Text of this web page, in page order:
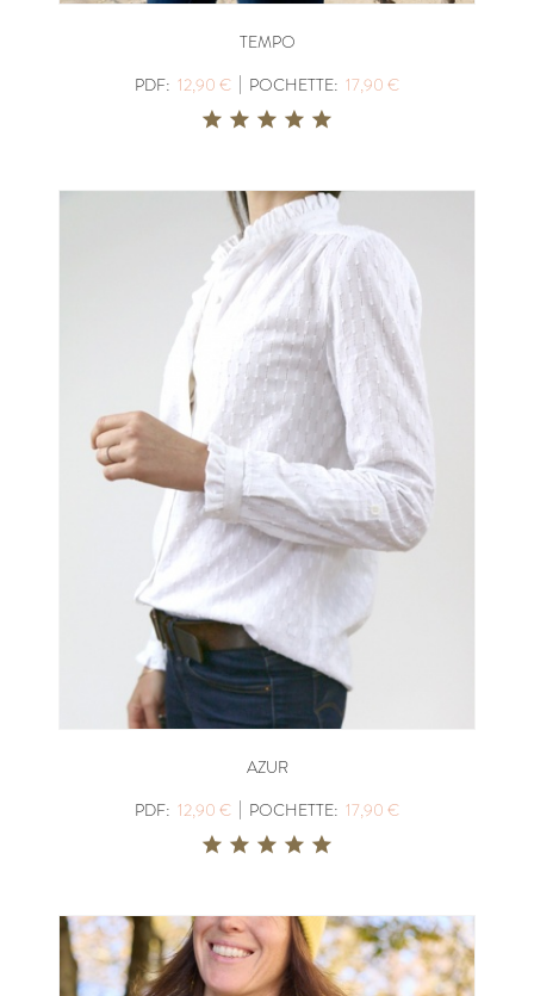
TEMPO
PDF: 12,90 € | POCHETTE: 17,90 €
AZUR
PDF: 12,90 € | POCHETTE: 17,90 €